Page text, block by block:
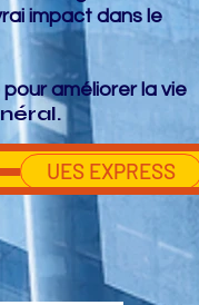
impact dans le
améliorer la vie
UES EXPRESS